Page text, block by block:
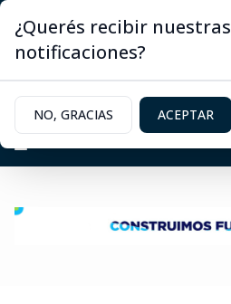
¿Querés recibir nuestras
notificaciones?
NO, GRACIAS ACEPTAR